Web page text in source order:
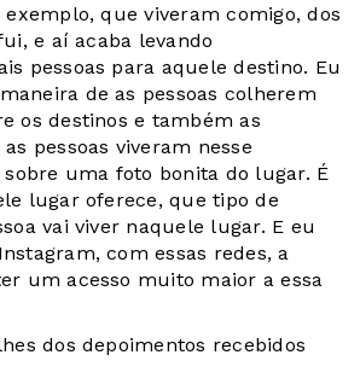
que viveram comigo, dos
e aí acaba levando
pessoas para aquele destino. Eu
de as pessoas colherem
os destinos e também as
pessoas viveram nesse
sobre uma foto bonita do lugar. É
lugar oferece, que tipo de
vai viver naquele lugar. E eu
com essas redes, a
um acesso muito maior a essa
dos depoimentos recebidos